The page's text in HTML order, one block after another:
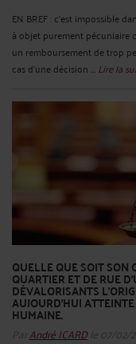
EN BREF : c’est impossible
à objet purement pécuniaire
un remboursement de trop
cas d’une décision ... Lire la
QUELLE QUE SOIT SON
QUARTIER ET DE RUE
DÉVALORISANTS
AUJOURD'HUI
HUMAINE.
ParAndré ICARDle 07/02/